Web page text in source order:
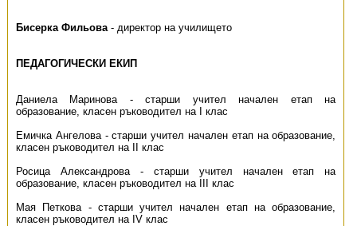
Бисерка Фильова- директор на училището
ПЕДАГОГИЧЕСКИ ЕКИП
Даниела Маринова - старши учител начален етап на
образование, класен ръководител на I клас
Емичка Ангелова - старши учител начален етап на образование,
класен ръководител на II клас
Росица Александрова - старши учител начален етап на
образование, класен ръководител на III клас
Мая Петкова - старши учител начален етап на образование,
класен ръководител на IV клас